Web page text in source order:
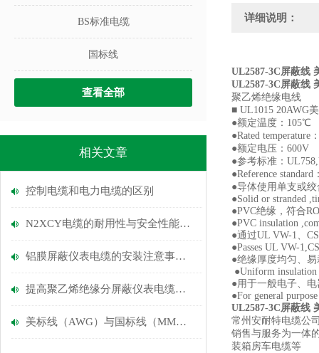
BS标准电缆
国标线
查看全部
相关文章
控制电缆和电力电缆的区别
N2XCY电缆的耐用性与安全性能探讨
铝膜屏蔽仪表电缆的安装注意事项与技巧分析
提高聚乙烯绝缘分屏蔽仪表电缆安全性的措施
美标线（AWG）与国标线（MM）的换算
详细说明：
UL2587-3C屏蔽线
UL2587-3C屏蔽线
聚乙烯绝缘电
■ UL1015
●额定温
●Rated temperature
●额定电
●参考标准：
●Reference
●导体使用单支或
●Solid or stranded
●PVC绝缘，
●PVC insulation
●通过UL VW-1、
●Passes UL VW-
●绝缘厚度
●Uniform insulation
●用于一般电
●For general
UL2587-3C屏蔽线
常州安耐特电缆公
销售与服务为一体
装箱房车电缆等